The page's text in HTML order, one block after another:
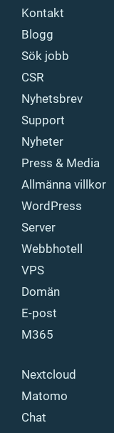
Kontakt
Blogg
Sök jobb
CSR
Nyhetsbrev
Support
Nyheter
Press & Media
Allmänna villkor
WordPress
Server
Webbhotell
VPS
Domän
E-post
M365
Nextcloud
Matomo
Chat